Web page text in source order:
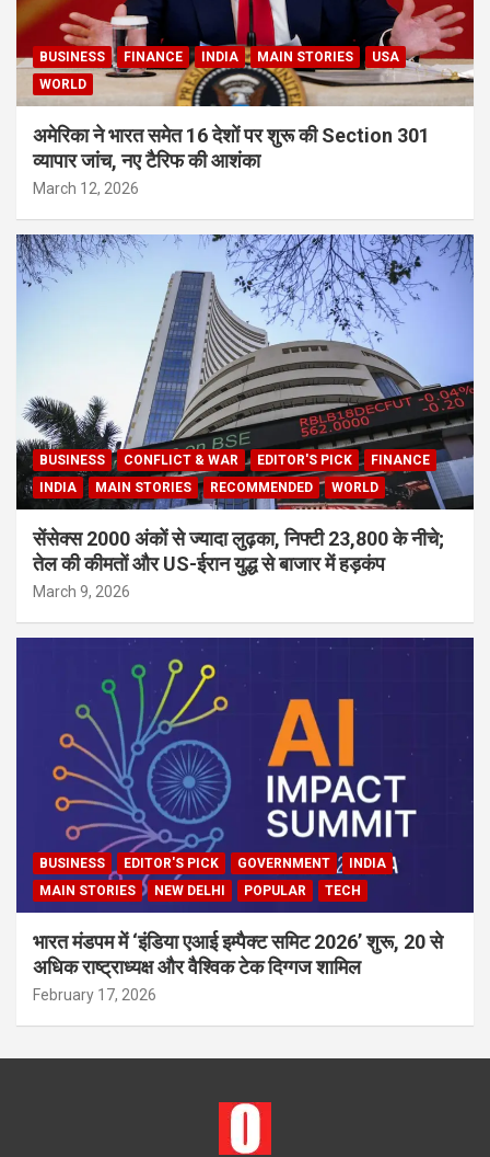
BUSINESS FINANCE INDIA MAIN STORIES
USA
WORLD
अमेरिका ने भारत समेत 16 देशों पर शुरू की Section 301
व्यापार जांच, नए टैरिफ की आशंका
March 12, 2026
BUSINESS CONFLICT & WAR EDITOR'S PICK
FINANCE
INDIA
MAIN STORIES RECOMMENDED WORLD
सेंसेक्स 2000 अंकों से ज्यादा लुढ़का, निफ्टी 23,800 के नीचे;
तेल की कीमतों और US-ईरान युद्ध से बाजार में हड़कंप
March 9, 2026
BUSINESS EDITOR'S PICK GOVERNMENT
INDIA
MAIN STORIES
NEW DELHI POPULAR TECH
भारत मंडपम में ‘इंडिया एआई इम्पैक्ट समिट 2026’ शुरू, 20 से
अधिक राष्ट्राध्यक्ष और वैश्विक टेक दिग्गज शामिल
February 17, 2026